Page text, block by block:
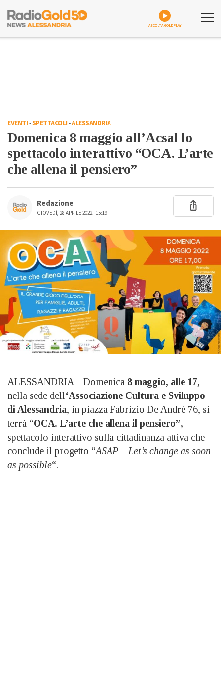
ASCOLTA GOLDPLAY
EVENTI-SPETTACOLI-ALESSANDRIA
Domenica 8 maggio all’Acsal lo
spettacolo interattivo “OCA. L’arte
che allena il pensiero”
Redazione
GIOVEDÌ, 28 APRILE 2022 - 15:19
ALESSANDRIA – Domenica 8 maggio, alle 17,
nella sede dell‘Associazione Cultura e Sviluppo
di Alessandria, in piazza Fabrizio De Andrè 76, si
terrà “OCA. L’arte che allena il pensiero”,
spettacolo interattivo sulla cittadinanza attiva che
conclude il progetto “ASAP – Let’s change as soon
as possible“.